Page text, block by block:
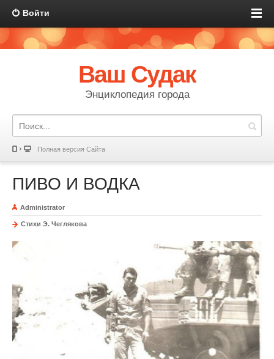
Войти
Ваш Судак
Энциклопедия города
Полная версия Сайта
ПИВО И ВОДКА
Administrator
Стихи Э. Чеглякова